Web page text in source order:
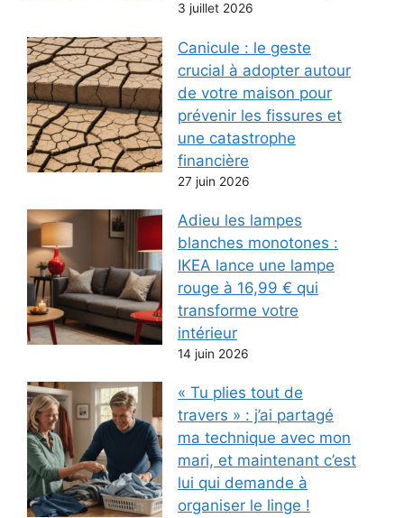
3 juillet 2026
Canicule : le geste
crucial à adopter autour
de votre maison pour
prévenir les fissures et
une catastrophe
financière
27 juin 2026
Adieu les lampes
blanches monotones :
IKEA lance une lampe
rouge à 16,99 € qui
transforme votre
intérieur
14 juin 2026
« Tu plies tout de
travers » : j’ai partagé
ma technique avec mon
mari, et maintenant c’est
lui qui demande à
organiser le linge !